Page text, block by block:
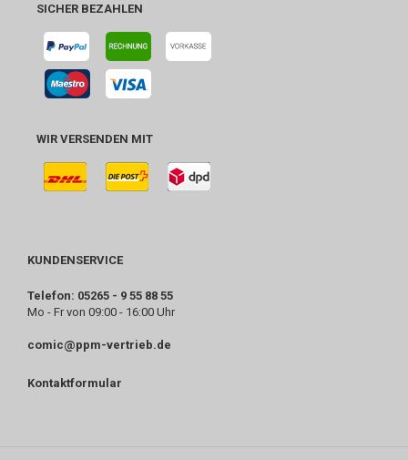
SICHER BEZAHLEN
WIR VERSENDEN MIT
KUNDENSERVICE
Telefon: 05265 - 9 55 88 55
Mo - Fr von 09:00 - 16:00 Uhr
comic@ppm-vertrieb.de
Kontaktformular